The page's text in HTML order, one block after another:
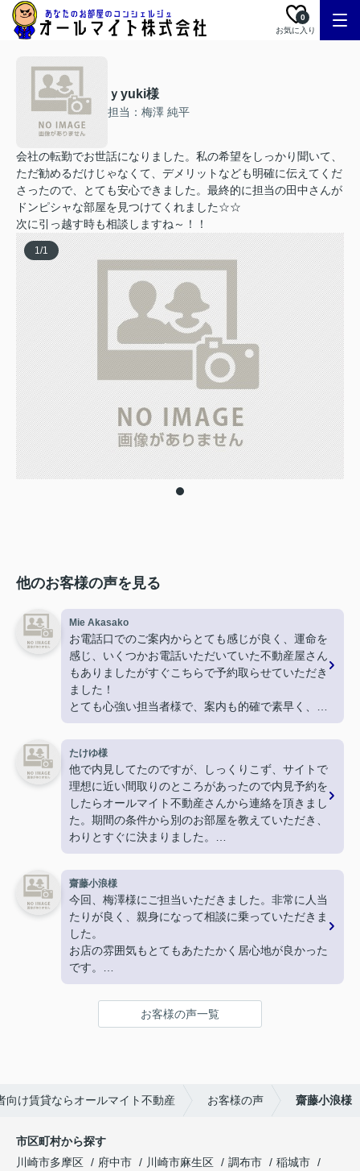
お気に入り
0
ｙyuki様
担当：梅澤 純平
会社の転勤でお世話になりました。私の希望をしっかり聞いて、
ただ勧めるだけじゃなくて、デメリットなども明確に伝えてくだ
さったので、とても安心できました。最終的に担当の田中さんが
ドンピシャな部屋を見つけてくれました☆☆
次に引っ越す時も相談しますね～！！
1/1
他のお客様の声を見る
Mie Akasako
お電話口でのご案内からとても感じが良く、運命を
感じ、いくつかお電話いただいていた不動産屋さん
もありましたがすぐこちらで予約取らせていただき
ました！
とても心強い担当者様で、案内も的確で素早く、
物件決定後も採寸に行ってくださったり
引越しギリギリになってしまった新居の鍵を現住所
まで届けてくださったりと
神対応でした！
駅周辺のおすすめスポットなども教えてくださり、
終始親切丁寧、分かりやすくご対応いただきまし
た。
とても気持ちの良いお部屋探しができ、素敵な不動
嬉しいです。
本当にありがとうございました！
たけゆ様
他で内見してたのですが、しっくりこず、サイトで
理想に近い間取りのところがあったので内見予約を
したらオールマイト不動産さんから連絡を頂きまし
た。期間の条件から別のお部屋を教えていただき、
わりとすぐに決まりました。
ありがとうございました。
齋藤小浪様
今回、梅澤様にご担当いただきました。非常に人当
たりが良く、親身になって相談に乗っていただきま
した。
お店の雰囲気もとてもあたたかく居心地が良かった
です。
こちらでお家探しをして良かったです。ありがとう
ございます。
お客様の声一覧
向け賃貸ならオールマイト不動産 お客様の声 齋藤小浪様
市区町村から探す
川崎市多摩区
府中市 川崎市麻生区 調布市
稲城市